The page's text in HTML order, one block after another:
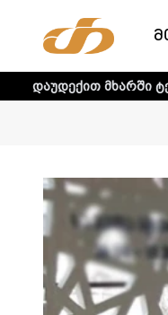
ტელე-რადიო